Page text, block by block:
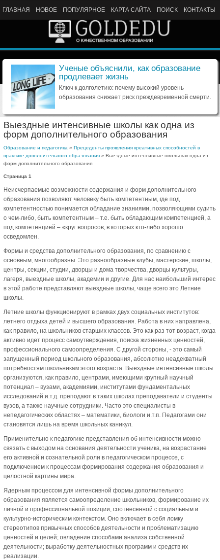
ГЛАВНАЯ НОВОЕ ПОПУЛЯРНОЕ КАРТА САЙТА ПОИСК КОНТАКТЫ
Ученые объяснили, как образование
продлевает жизнь
Ключ к долголетию: почему высокий уровень
образования снижает риск преждевременной смерти.
Выездные интенсивные школы как одна из
форм дополнительного образования
Образование и педагогика » Прецеденты проявления креативных способностей в
практике дополнительного образования » Выездные интенсивные школы как одна из
форм дополнительного образования
Страница 1
Неисчерпаемые возможности содержания и форм дополнительного
образования позволяют человеку быть компетентным, где под
компетентностью понимается обладание знаниями, позволяющими судить
о чем-либо, быть компетентным – т.е. быть обладающим компетенцией, а
под компетенцией – «круг вопросов, в которых кто-либо хорошо
осведомлен.
Формы и средства дополнительного образования, по сравнению с
основным, многообразны. Это разнообразные клубы, мастерские, школы,
центры, секции, студии, дворцы и дома творчества, дворцы культуры,
лагеря, выездные школы, академии и другие. Для нас наибольший интерес
в этой работе представляют выездные школы, чаще всего это Летние
школы.
Летние школы функционируют в рамках двух социальных институтов:
летнего отдыха детей и высшего образования. Работа в них направлена,
как правило, на школьников старших классов. Это как раз тот возраст, когда
активно идет процесс самоутверждения, поиска жизненных ценностей,
профессионального самоопределения. С другой стороны, - это самый
запущенный период школьного образования, абсолютно неадекватный
потребностям школьникам этого возраста. Выездные интенсивные школы
организуются, как правило, центрами, имеющими крупный научный
потенциал – вузами, академиями, институтами фундаментальных
исследований и.т.д. преподают в таких школах преподаватели и студенты
вузов, а также научные сотрудники. Часто это специалисты в
непедагогических областях – математики, биологи и.т.п. Педагогами они
становятся лишь на время школьных каникул.
Применительно к педагогике представления об интенсивности можно
связать с выходом на основания деятельности ученика, на возрастание
его активной и сознательной роли в педагогическом процессе, с
подключением к процессам формирования содержания образования и
целостной картины мира.
Ядерным процессом для интенсивной формы дополнительного
образования является самоопределение школьников, формирование их
личной и профессиональной позиции, соотнесенной с социальным и
культурно-историческим контекстом. Оно включает в себя ломку
стереотипов привычных способов деятельности и проблематизацию
ценностей и целей; овладение способами анализа собственной
деятельности; выработку деятельностных программ и средств их
реализации.